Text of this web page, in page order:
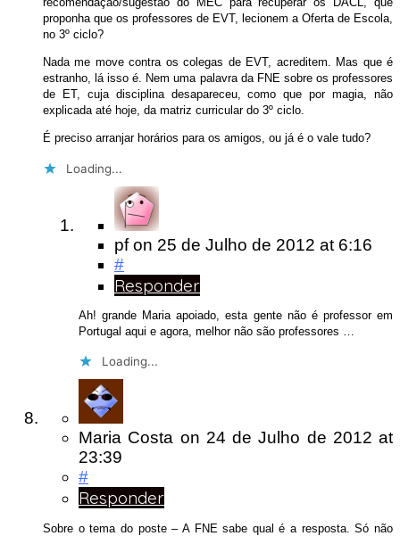
proponha que os professores de EVT, lecionem a Oferta de Escola,
no 3º ciclo?
Nada me move contra os colegas de EVT, acreditem. Mas que é
estranho, lá isso é. Nem uma palavra da FNE sobre os professores
de ET, cuja disciplina desapareceu, como que por magia, não
explicada até hoje, da matriz curricular do 3º ciclo.
É preciso arranjar horários para os amigos, ou já é o vale tudo?
Loading...
pfon 25 de Julho de 2012 at 6:16
#
Responder
Ah! grande Maria apoiado, esta gente não é professor em
Portugal aqui e agora, melhor não são professores …
Loading...
Maria Costa on 24 de Julho de 2012 at
23:39
#
Responder
Sobre o tema do poste – A FNE sabe qual é a resposta. Só não